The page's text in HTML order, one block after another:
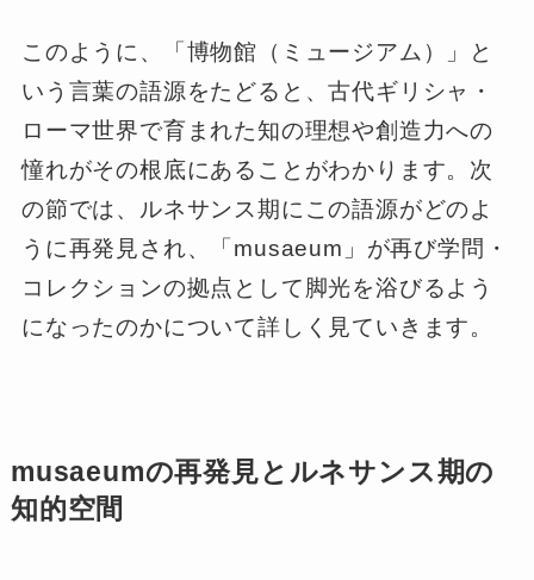
このように、「博物館（ミュージアム）」と
いう言葉の語源をたどると、古代ギリシャ・
ローマ世界で育まれた知の理想や創造力への
憧れがその根底にあることがわかります。次
の節では、ルネサンス期にこの語源がどのよ
うに再発見され、「musaeum」が再び学問・
コレクションの拠点として脚光を浴びるよう
になったのかについて詳しく見ていきます。
musaeumの再発見とルネサンス期の
知的空間